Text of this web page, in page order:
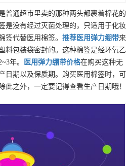
普通超市里卖的那种两头都裹着棉花的
是没有经过灭菌处理的，只适用于化妆
签代替医用棉签。 推荐 医用弹力绷带来
料包装袋密封的。这种棉签是经环氧乙
年。
医用弹力绷带价格在购买这种无
日期以及保质期。购买医用棉签时，可
此之外，一定要记得查看生产日期哦！